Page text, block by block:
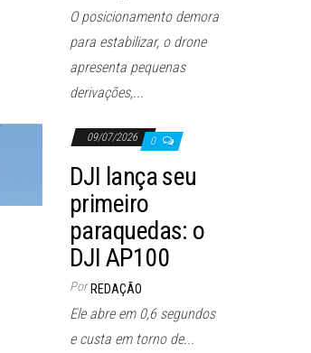
O posicionamento demora
para estabilizar, o drone
apresenta pequenas
derivações,...
09/07/2026 0
DJI lança seu
primeiro
paraquedas: o
DJI AP100
Por REDAÇÃO
Ele abre em 0,6 segundos
e custa em torno de...